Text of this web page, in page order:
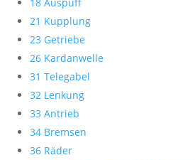
21 Kupplung
23 Getriebe
26 Kardanwelle
31 Telegabel
32 Lenkung
33 Antrieb
34 Bremsen
36 Räder